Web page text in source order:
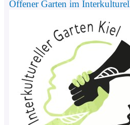
Offener Garten im